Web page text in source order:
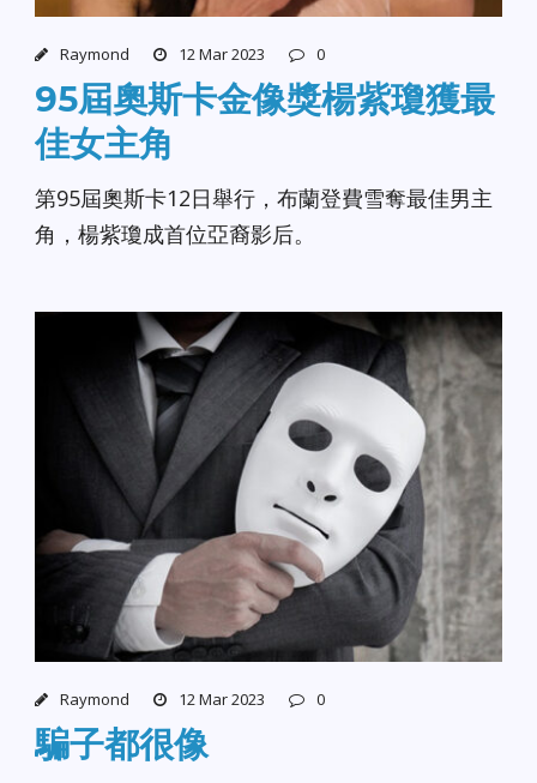
Raymond 12 Mar 2023 0
95屆奧斯卡金像獎楊紫瓊獲最
佳女主角
第95屆奧斯卡12日舉行，布蘭登費雪奪最佳男主
角，楊紫瓊成首位亞裔影后。
Raymond 12 Mar 2023 0
騙子都很像